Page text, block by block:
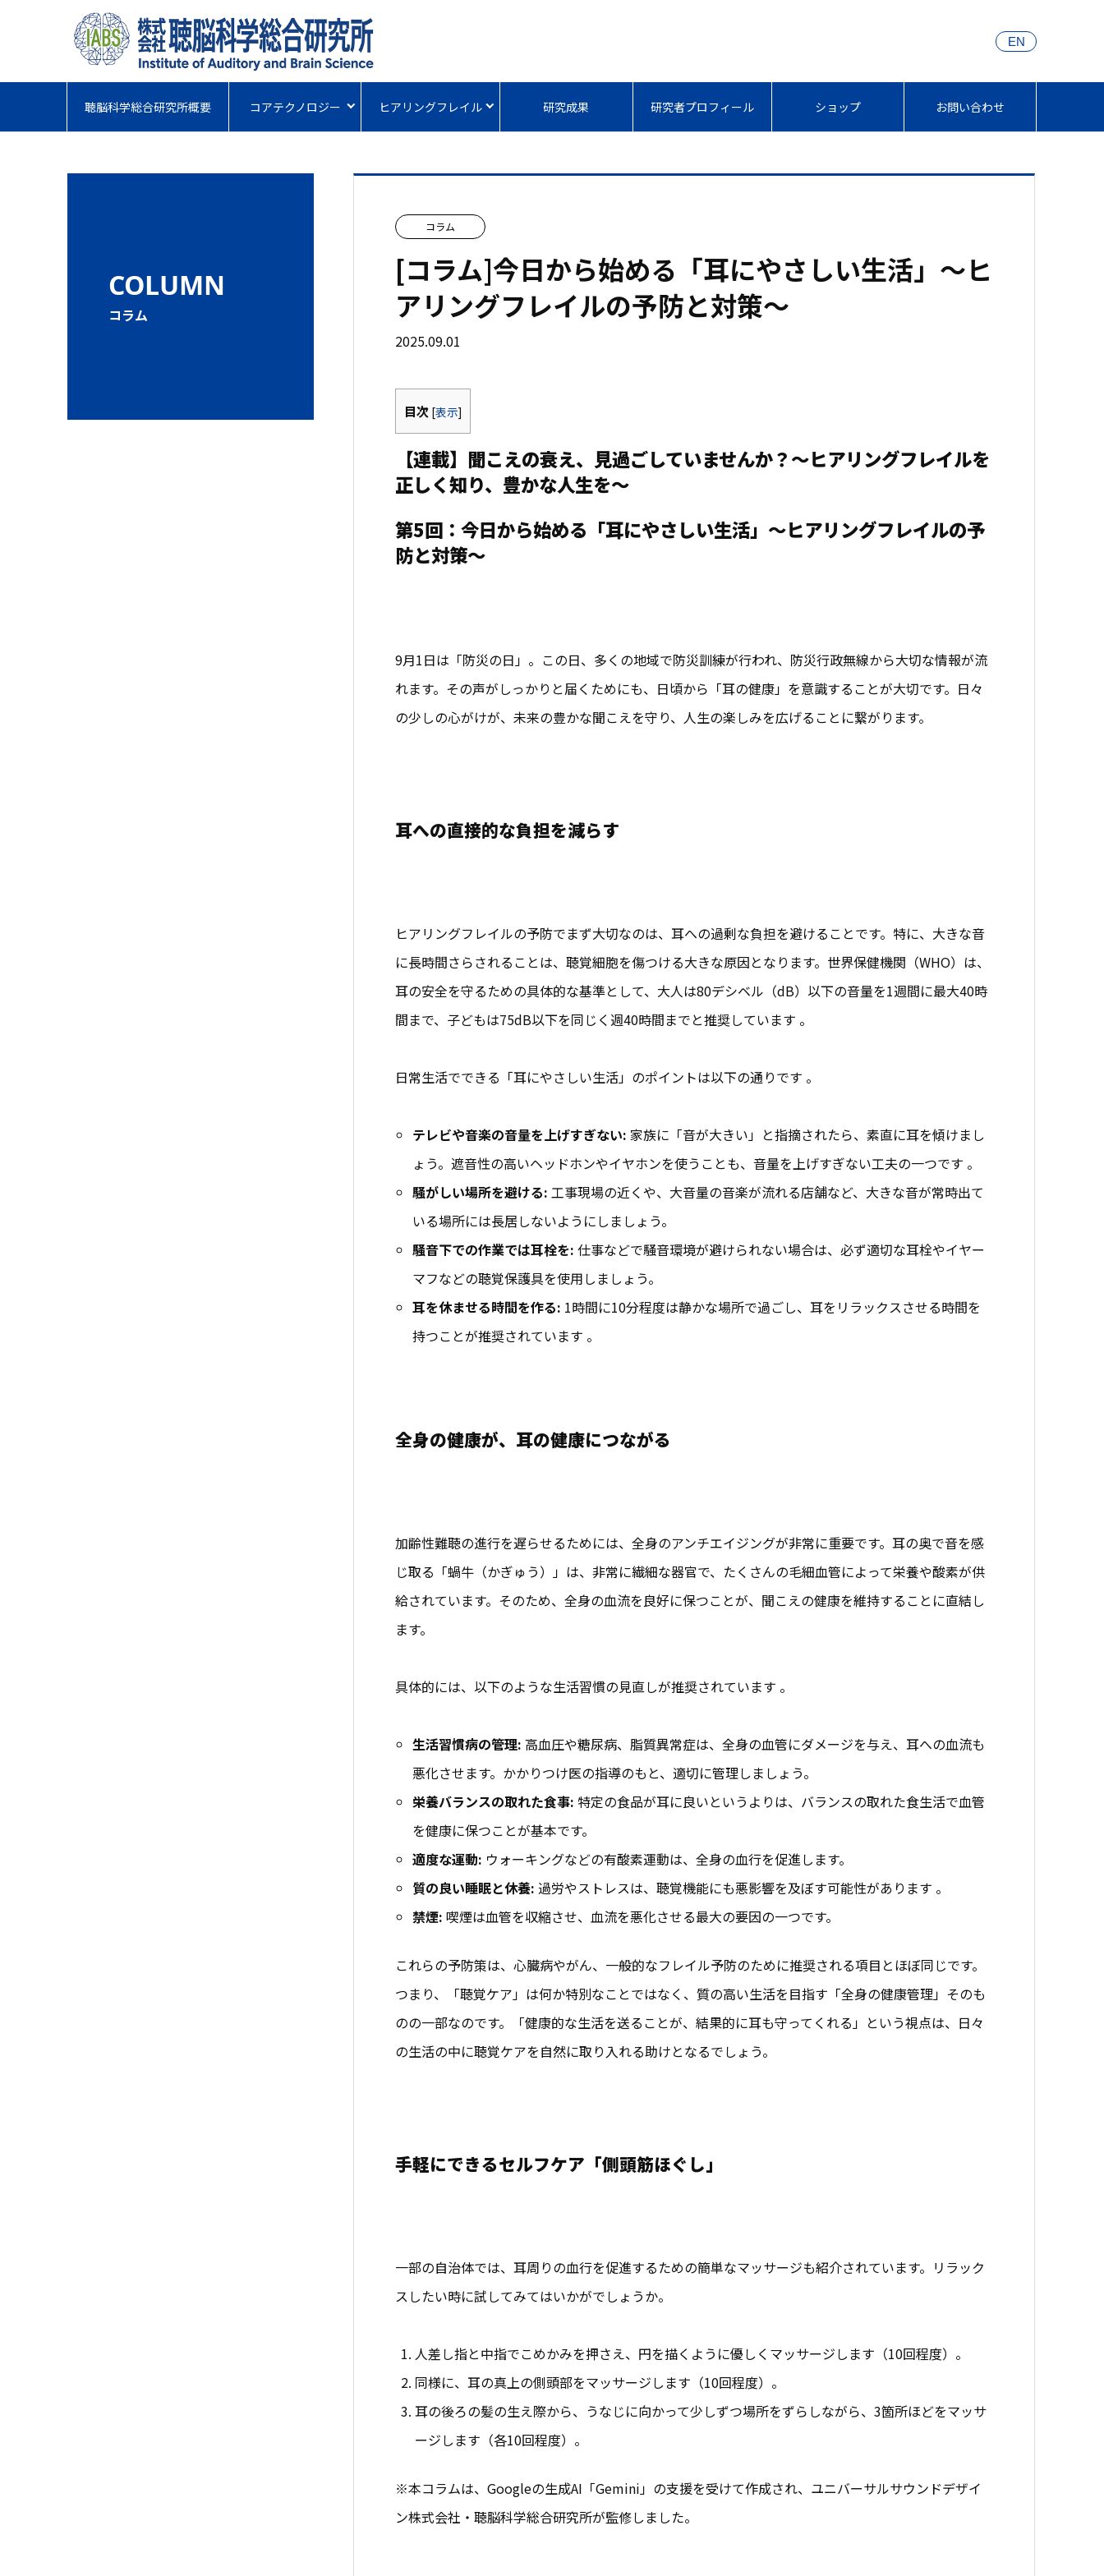
EN
聴脳科学総合研究所概要 コアテクノロジー ヒアリングフレイル 研究成果 研究者プロフィール ショップ お問い合わせ
COLUMN
コラム
コラム
[コラム]今日から始める「耳にやさしい生活」～ヒ
アリングフレイルの予防と対策～
2025.09.01
目次 [表示]
【連載】聞こえの衰え、見過ごしていませんか？～ヒアリングフレイルを
正しく知り、豊かな人生を～
第5回：今日から始める「耳にやさしい生活」～ヒアリングフレイルの予
防と対策～
9月1日は「防災の日」。この日、多くの地域で防災訓練が行われ、防災行政無線から大切な情報が流
れます。その声がしっかりと届くためにも、日頃から「耳の健康」を意識することが大切です。日々
の少しの心がけが、未来の豊かな聞こえを守り、人生の楽しみを広げることに繋がります。
耳への直接的な負担を減らす
ヒアリングフレイルの予防でまず大切なのは、耳への過剰な負担を避けることです。特に、大きな音
に長時間さらされることは、聴覚細胞を傷つける大きな原因となります。世界保健機関（WHO）は、
耳の安全を守るための具体的な基準として、大人は80デシベル（dB）以下の音量を1週間に最大40時
間まで、子どもは75dB以下を同じく週40時間までと推奨しています 。
日常生活でできる「耳にやさしい生活」のポイントは以下の通りです 。
テレビや音楽の音量を上げすぎない: 家族に「音が大きい」と指摘されたら、素直に耳を傾けまし
ょう。遮音性の高いヘッドホンやイヤホンを使うことも、音量を上げすぎない工夫の一つです 。
騒がしい場所を避ける: 工事現場の近くや、大音量の音楽が流れる店舗など、大きな音が常時出て
いる場所には長居しないようにしましょう。
騒音下での作業では耳栓を: 仕事などで騒音環境が避けられない場合は、必ず適切な耳栓やイヤー
マフなどの聴覚保護具を使用しましょう。
耳を休ませる時間を作る: 1時間に10分程度は静かな場所で過ごし、耳をリラックスさせる時間を
持つことが推奨されています 。
全身の健康が、耳の健康につながる
加齢性難聴の進行を遅らせるためには、全身のアンチエイジングが非常に重要です。耳の奥で音を感
じ取る「蝸牛（かぎゅう）」は、非常に繊細な器官で、たくさんの毛細血管によって栄養や酸素が供
給されています。そのため、全身の血流を良好に保つことが、聞こえの健康を維持することに直結し
ます。
具体的には、以下のような生活習慣の見直しが推奨されています 。
生活習慣病の管理: 高血圧や糖尿病、脂質異常症は、全身の血管にダメージを与え、耳への血流も
悪化させます。かかりつけ医の指導のもと、適切に管理しましょう。
栄養バランスの取れた食事: 特定の食品が耳に良いというよりは、バランスの取れた食生活で血管
を健康に保つことが基本です。
適度な運動: ウォーキングなどの有酸素運動は、全身の血行を促進します。
質の良い睡眠と休養: 過労やストレスは、聴覚機能にも悪影響を及ぼす可能性があります 。
禁煙: 喫煙は血管を収縮させ、血流を悪化させる最大の要因の一つです。
これらの予防策は、心臓病やがん、一般的なフレイル予防のために推奨される項目とほぼ同じです。
つまり、「聴覚ケア」は何か特別なことではなく、質の高い生活を目指す「全身の健康管理」そのも
のの一部なのです。「健康的な生活を送ることが、結果的に耳も守ってくれる」という視点は、日々
の生活の中に聴覚ケアを自然に取り入れる助けとなるでしょう。
手軽にできるセルフケア「側頭筋ほぐし」
一部の自治体では、耳周りの血行を促進するための簡単なマッサージも紹介されています。リラック
スしたい時に試してみてはいかがでしょうか。
人差し指と中指でこめかみを押さえ、円を描くように優しくマッサージします（10回程度）。
同様に、耳の真上の側頭部をマッサージします（10回程度）。
耳の後ろの髪の生え際から、うなじに向かって少しずつ場所をずらしながら、3箇所ほどをマッサ
ージします（各10回程度）。
※本コラムは、Googleの生成AI「Gemini」の支援を受けて作成され、ユニバーサルサウンドデザイ
ン株式会社・聴脳科学総合研究所が監修しました。